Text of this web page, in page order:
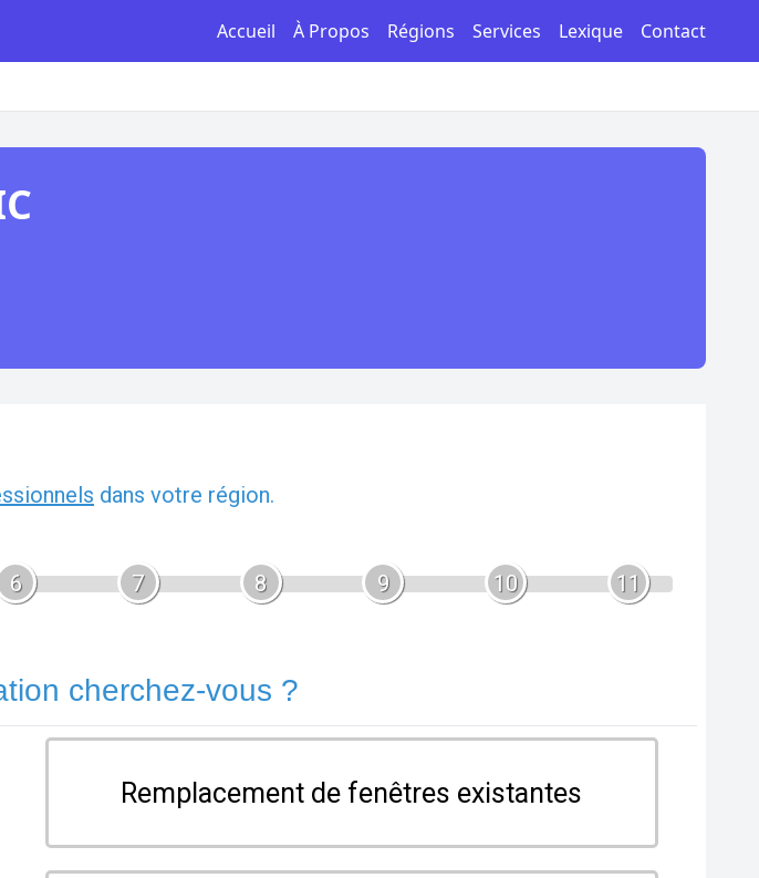
Accueil À Propos Régions Services Lexique Contact
dans votre région.
6 7 8 9 10 11
cherchez-vous ?
Remplacement de fenêtres existantes